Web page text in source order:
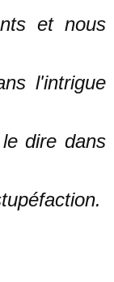
et nous
l'intrigue
dire dans